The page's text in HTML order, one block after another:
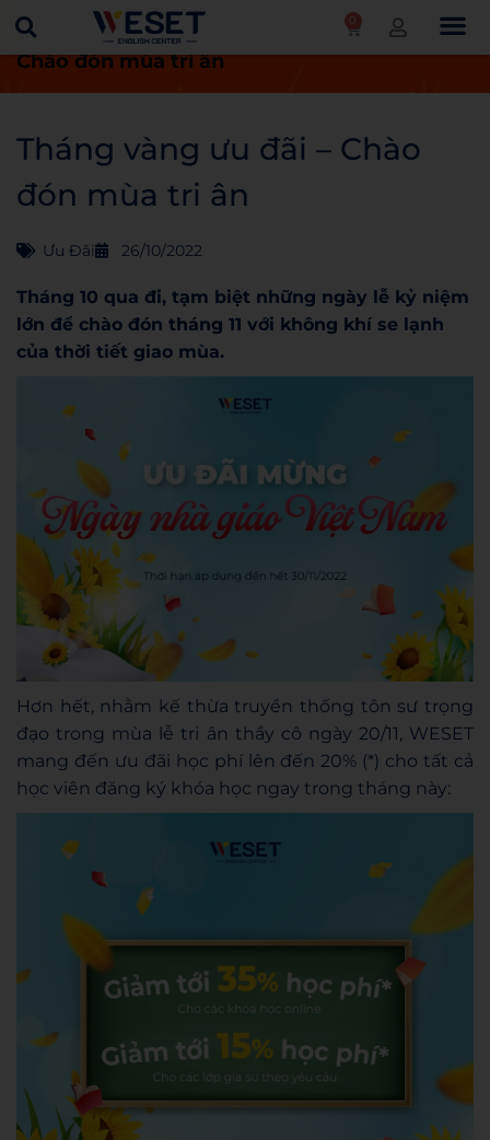
0
Trang chủ Ưu đãi
Tháng vàng ưu đãi –
Chào đón mùa tri ân
Tháng vàng ưu đãi – Chào
đón mùa tri ân
Ưu Đãi 26/10/2022
Tháng 10 qua đi, tạm biệt những ngày lễ kỷ niệm
lớn để chào đón tháng 11 với không khí se lạnh
của thời tiết giao mùa.
Hơn hết, nhằm kế thừa truyền thống tôn sư trọng
đạo trong mùa lễ tri ân thầy cô ngày 20/11, WESET
mang đến ưu đãi học phí lên đến 20% (*) cho tất cả
học viên đăng ký khóa học ngay trong tháng này: